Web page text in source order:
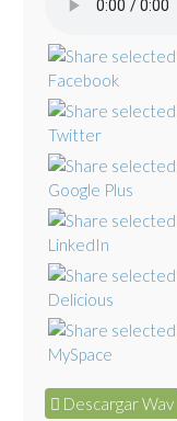
Descargar Wav